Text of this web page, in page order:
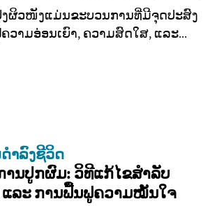
ງຜິວໜັງແມ່ນຂະບວນການທີ່ມີຈຸດປະສົງ
ວາມອ່ອນເຍົາ, ຄວາມສົດໃສ, ແລະ...
ຳລົງຊີວິດ
ານປູກຜົມ: ວິທີແກ້ໄຂສຳລັບ
ລະ ການຟື້ນຟູຄວາມໝັ້ນໃຈ